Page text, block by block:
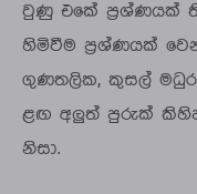
වුණු එකේ ප්‍රශ්ණයක්
හිමිවීම ප්‍රශ්ණයක්
ගුණතලික, කුසල්
ළඟ අලුත් පුරුක්
නිසා.